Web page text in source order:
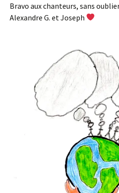
Bravo aux chanteurs, sans
Alexandre G. et Joseph